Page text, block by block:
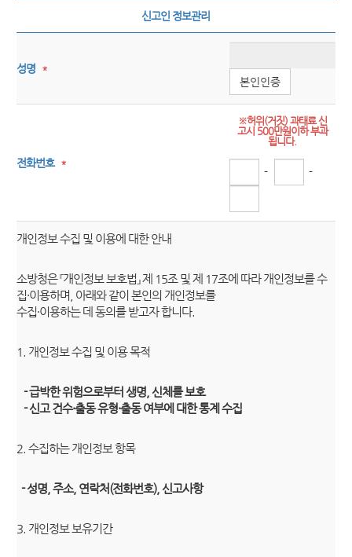
신고인 정보관리
성명 *
본인인증
전화번호 *
※허위(거짓) 과태료 신
고시 500만원이하 부과
됩니다.
- -
개인정보 수집 및 이용에 대한 안내
소방청은 『개인정보 보호법』 제 15조 및 제 17조에 따라 개인정보를 수
집·이용하며, 아래와 같이 본인의 개인정보를
수집·이용하는 데 동의를 받고자 합니다.
1. 개인정보 수집 및 이용 목적
- 급박한 위험으로부터 생명, 신체를 보호
- 신고 건수·출동 유형·출동 여부에 대한 통계 수집
2. 수집하는 개인정보 항목
- 성명, 주소, 연락처(전화번호), 신고사항
3. 개인정보 보유기간